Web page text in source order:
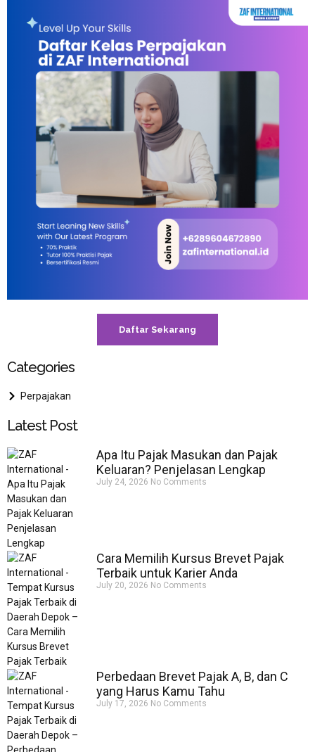
Daftar Sekarang
Categories
Perpajakan
Latest Post
Apa Itu Pajak Masukan dan Pajak
Keluaran? Penjelasan Lengkap
July 24, 2026 No Comments
Cara Memilih Kursus Brevet Pajak
Terbaik untuk Karier Anda
July 20, 2026 No Comments
Perbedaan Brevet Pajak A, B, dan C
yang Harus Kamu Tahu
July 17, 2026 No Comments